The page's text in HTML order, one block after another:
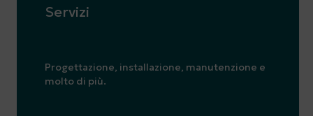
Servizi
Progettazione, installazione, manutenzione e
molto di più.